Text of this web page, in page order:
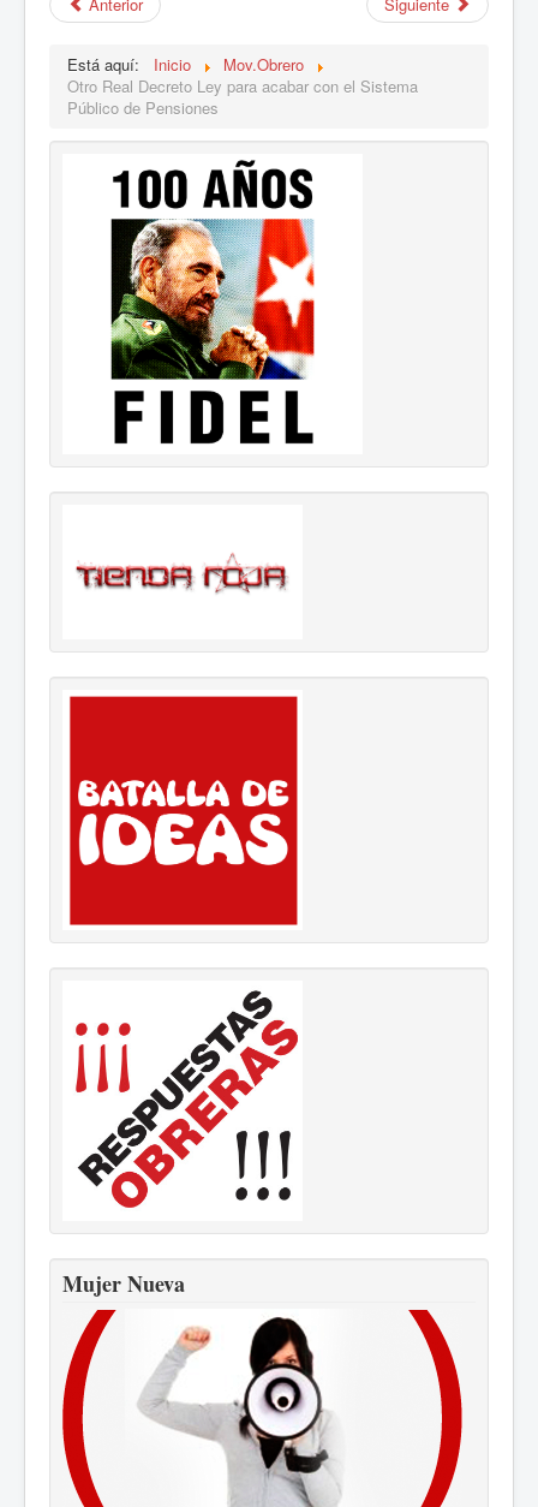
Está aquí: Inicio
Mov.Obrero
Otro Real Decreto Ley para acabar con el Sistema
Público de Pensiones
Mujer Nueva